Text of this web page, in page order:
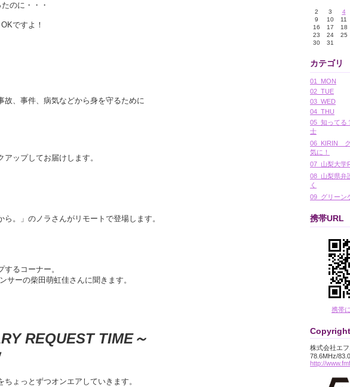
のに・・・
ですよ！
、事件、病気などから身を守るために
ップしてお届けします。
。」のノラさんがリモートで登場します。
るコーナー。
サーの柴田萌虹佳さんに聞きます。
REQUEST TIME～
ょっとずつオンエアしていきます。
2
3 4
9
10 11
16
17 18
23
24 25
30
31
カテゴリ
01_MON
02_TUE
03_WED
04_THU
05_知ってる
士
06_KIRIN
気に！
07_山梨大学
08_山梨県弁
く
09_グリーン
携帯URL
携帯
株式会社エ
78.6MHz/
http://